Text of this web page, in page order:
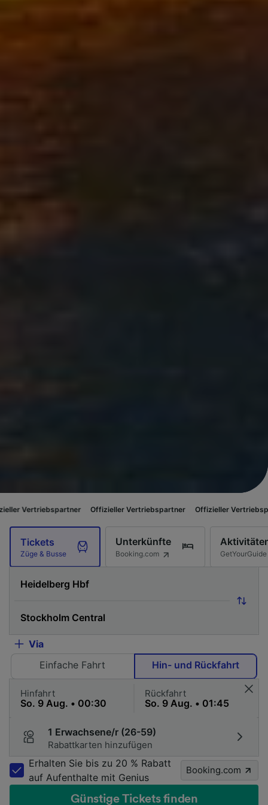
Offizieller Vertriebspartner Offizieller Vertriebspartner
Tickets
Züge & Busse
Unterkünfte
Booking.com GetYourGuide
Via
Einfache Fahrt
Hin- und Rückfahrt
Hinfahrt Rückfahrt
1 Erwachsene/r (26-59)
Rabattkarten hinzufügen
Erhalten Sie bis zu 20 % Rabatt
auf Aufenthalte mit Genius
Booking.com
Günstige Tickets finden